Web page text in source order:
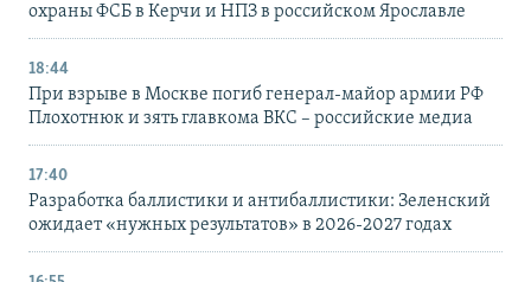
охраны ФСБ в Керчи и НПЗ в российском Ярославле
18:44
При взрыве в Москве погиб генерал-майор армии РФ
Плохотнюк и зять главкома ВКС – российские медиа
17:40
Разработка баллистики и антибаллистики: Зеленский
ожидает «нужных результатов» в 2026-2027 годах